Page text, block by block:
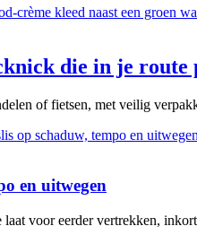
die in je route
of fietsen, met veilig
en uitwegen
voor eerder vertrekken,